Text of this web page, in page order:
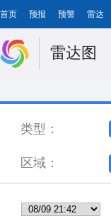
首页 预报 预警 雷达
雷达图
类型：
区域：